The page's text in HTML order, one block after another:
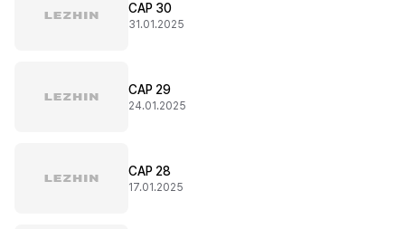
CAP 30
31.01.2025
CAP 29
24.01.2025
CAP 28
17.01.2025